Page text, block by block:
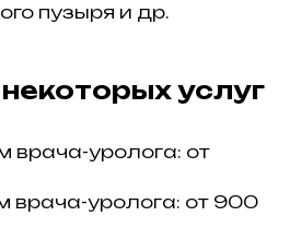
пузыря и др.
услуг
врача-уролога: от
врача-уролога: от 900